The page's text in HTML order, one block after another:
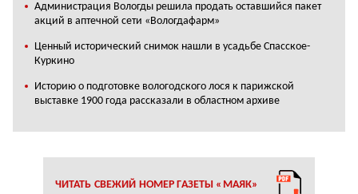
Администрация Вологды решила продать оставшийся пакет
акций в аптечной сети «Вологдафарм»
Ценный исторический снимок нашли в усадьбе Спасское-
Куркино
Историю о подготовке вологодского лося к парижской
выставке 1900 года рассказали в областном архиве
ЧИТАТЬ СВЕЖИЙ НОМЕР ГАЗЕТЫ «МАЯК»